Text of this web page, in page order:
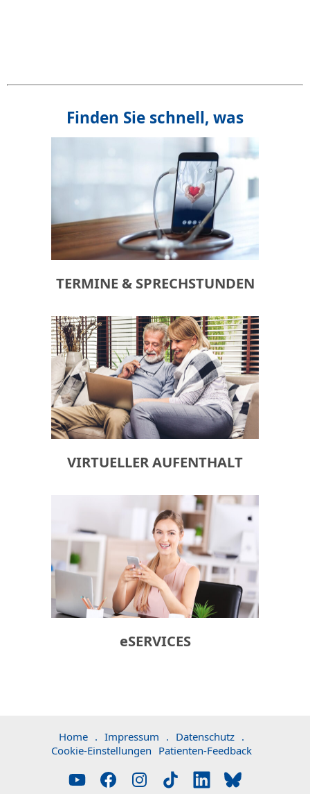
Finden Sie schnell, was
TERMINE & SPRECHSTUNDEN
VIRTUELLER AUFENTHALT
eSERVICES
Home . Impressum . Datenschutz .
Cookie-Einstellungen Patienten-Feedback